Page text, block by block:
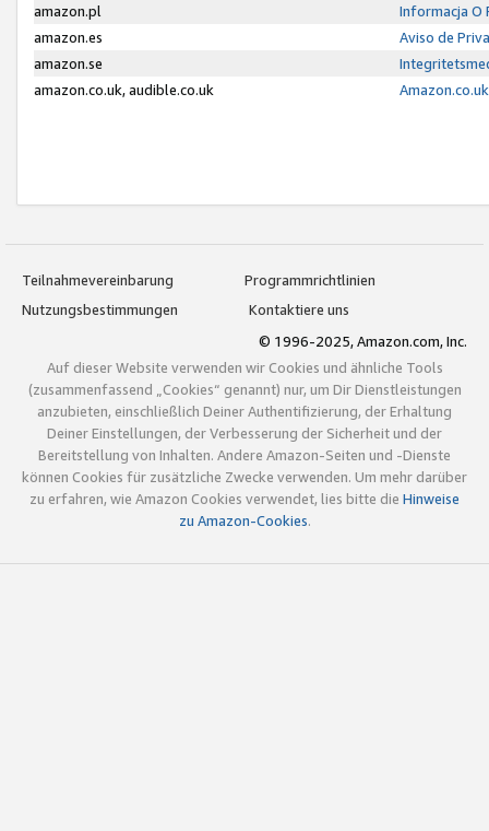
amazon.pl
Informacja O
amazon.es
Aviso de
amazon.se
amazon.co.uk, audible.co.uk
Teilnahmevereinbarung
Programmrichtlinien
Nutzungsbestimmungen
Kontaktiere uns
© 1996-2025, Amazon.com, Inc.
Auf dieser Website verwenden wir Cookies und ähnliche Tools
(zusammenfassend „Cookies“ genannt) nur, um Dir Dienstleistungen
anzubieten, einschließlich Deiner Authentifizierung, der Erhaltung
Deiner Einstellungen, der Verbesserung der Sicherheit und der
Bereitstellung von Inhalten. Andere Amazon-Seiten und -Dienste
können Cookies für zusätzliche Zwecke verwenden. Um mehr darüber
zu erfahren, wie Amazon Cookies verwendet, lies bitte die Hinweise
zu Amazon-Cookies.